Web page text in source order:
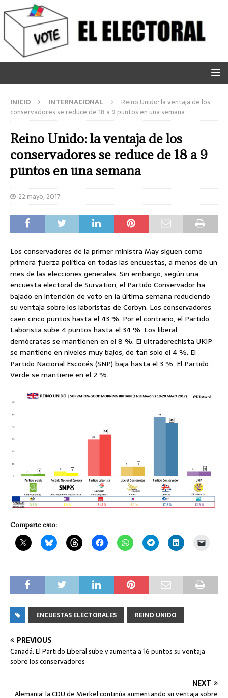
INICIO INTERNACIONAL
Reino Unido: la ventaja de los
conservadores se reduce de 18 a 9 puntos en una semana
Reino Unido: la ventaja de los
conservadores se reduce de 18 a 9
puntos en una semana
22 mayo, 2017
Los conservadores de la primer ministra May siguen como
primera fuerza política en todas las encuestas, a menos de un
mes de las elecciones generales. Sin embargo, según una
encuesta electoral de Survation, el Partido Conservador ha
bajado en intención de voto en la última semana reduciendo
su ventaja sobre los laboristas de Corbyn. Los conservadores
caen cinco puntos hasta el 43 %. Por el contrario, el Partido
Laborista sube 4 puntos hasta el 34 %. Los liberal
demócratas se mantienen en el 8 %. El ultraderechista UKIP
se mantiene en niveles muy bajos, de tan solo el 4 %. El
Partido Nacional Escocés (SNP) baja hasta el 3 %. El Partido
Verde se mantiene en el 2 %.
Comparte esto:
ENCUESTAS ELECTORALES REINO UNIDO
PREVIOUS
Canadá: El Partido Liberal sube y aumenta a 16 puntos su ventaja
sobre los conservadores
NEXT
Alemania: la CDU de Merkel continúa aumentando su ventaja sobre